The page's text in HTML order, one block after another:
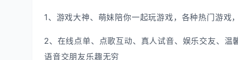
1、游戏大神、萌妹陪你一起玩游戏，各种热门游戏
2、在线点单、点歌互动、真人试音、娱乐交友、
语音交朋友乐趣无穷